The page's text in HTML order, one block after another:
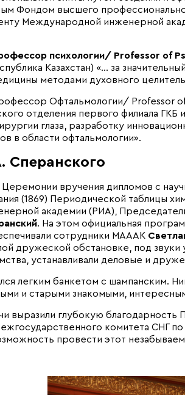
Фондом высшего
Международной инженерной
психологии/ Professor of
Казахстан) «… за
методами духовного
Офтальмологии/ Professor
отделения первого филиала ГКБ
глаза, разработку
в области офтальмологии».
Сперанского
Церемонии вручения дипломов с
(1869) Периодической таблицы
академии (РИА),
. На этом официальная
сотрудники МАААК
дружеской обстановке, под звуки
устанавливали деловые и
легким банкетом с шампанским.
и старыми знакомыми,
выразили глубокую
комитета СНГ
провести этот